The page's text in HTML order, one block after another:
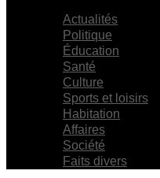
Actualités
Politique
Éducation
Santé
Culture
Sports et loisirs
Habitation
Affaires
Société
Faits divers